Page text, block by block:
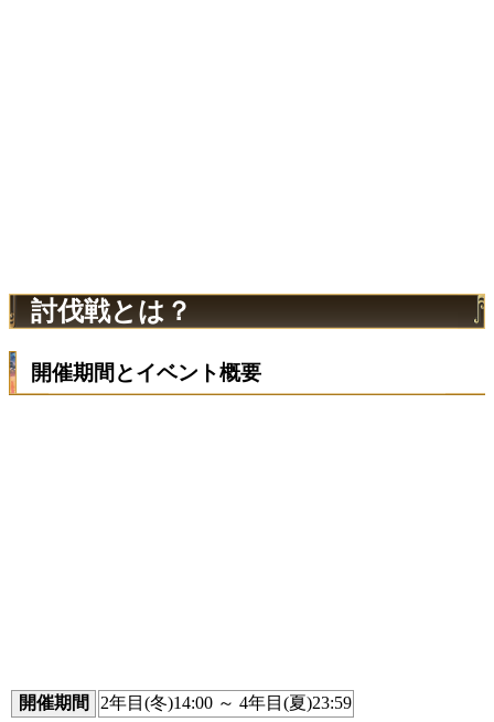
討伐戦とは？
開催期間とイベント概要
開催期間 2年目(冬)14:00 ～ 4年目(夏)23:59